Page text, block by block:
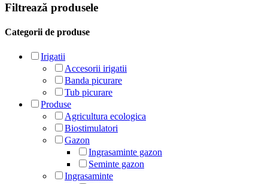
Filtrează produsele
Categorii de produse
Irigatii
Accesorii irigatii
Banda picurare
Tub picurare
Produse
Agricultura ecologica
Biostimulatori
Gazon
Ingrasaminte gazon
Seminte gazon
Ingrasaminte